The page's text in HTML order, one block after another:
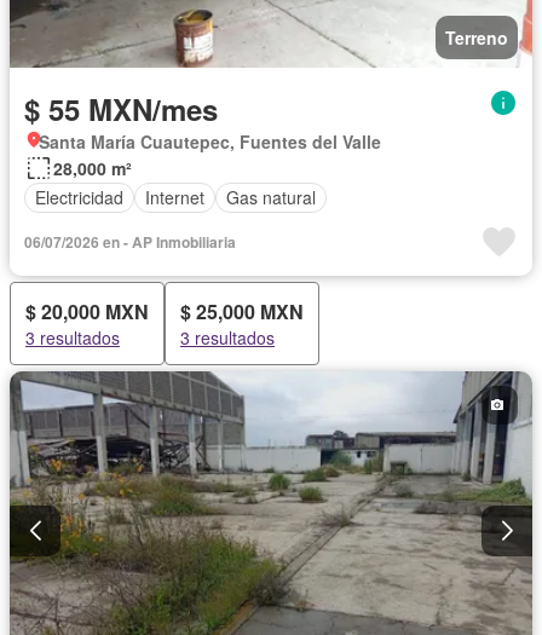
Terreno
$ 55 MXN/mes
Santa María Cuautepec, Fuentes del Valle
28,000 m²
Electricidad
Internet Gas natural
06/07/2026 en - AP Inmobiliaria
$ 20,000 MXN
3 resultados
$ 25,000 MXN
3 resultados